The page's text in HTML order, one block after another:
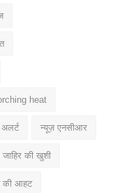
heat
न्यूज़ एनसीआर
जाहिर की खुशी
की आहट